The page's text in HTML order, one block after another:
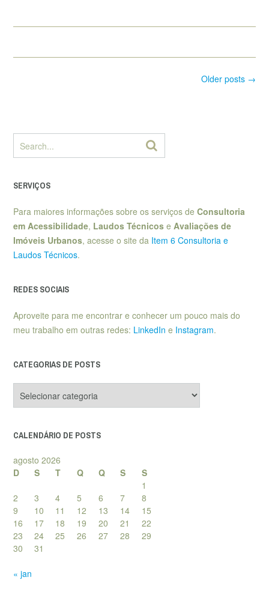
Older posts →
SERVIÇOS
Para maiores informações sobre os serviços de Consultoria
em Acessibilidade, Laudos Técnicos e Avaliações de
Imóveis Urbanos, acesse o site da Item 6 Consultoria e
Laudos Técnicos.
REDES SOCIAIS
Aproveite para me encontrar e conhecer um pouco mais do
meu trabalho em outras redes: LinkedIn e Instagram.
CATEGORIAS DE POSTS
de
CALENDÁRIO DE POSTS
agosto 2026
D
S T Q Q S
S
1
2
3 4 5 6 7
8
9
10 11 12 13 14
15
16
17 18 19 20 21
22
23
24 25 26 27 28
29
30
31
« jan